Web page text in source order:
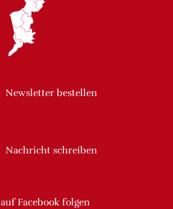
Newsletter bestellen
Nachricht schreiben
auf Facebookfolgen